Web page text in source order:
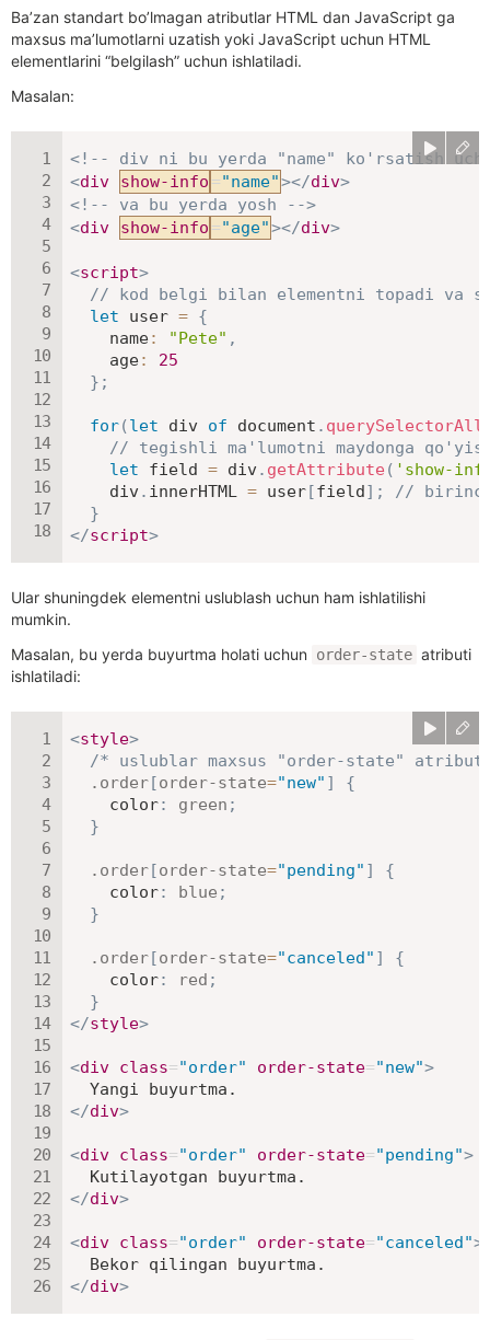
Ba’zan standart bo’lmagan atributlar HTML dan JavaScript ga
maxsus ma’lumotlarni uzatish yoki JavaScript uchun HTML
elementlarini “belgilash” uchun ishlatiladi.
Masalan:
<!-- div ni bu yerda "name" ko'rsatish
<div show-info ="name"></div>
<!-- va bu yerda yosh -->
<div show-info ="age"></div>
<script>
// kod belgi bilan elementni topadi va
let user = {
name: "Pete" ,
age:
25
} ;
for(let div of document . querySelectorAll
// tegishli ma'lumotni maydonga
let field = div. getAttribute ( 'show-
    div
. innerHTML = user[field] ;
//
}
</script>
Ular shuningdek elementni uslublash uchun ham ishlatilishi
mumkin.
Masalan, bu yerda buyurtma holati uchun
order-state atributi
ishlatiladi:
<style>
/* uslublar maxsus "order-state"
.order[order-state="new" ]
{
color: green ;
}
.order[order-state="pending" ]
{
color: blue ;
}
.order[order-state="canceled" ]
{
color: red ;
}
</style>
<div class="order" order-state="new">
</div>
<div class="order" order-state="pending">
</div>
<div class="order" order-state="canceled">
</div>